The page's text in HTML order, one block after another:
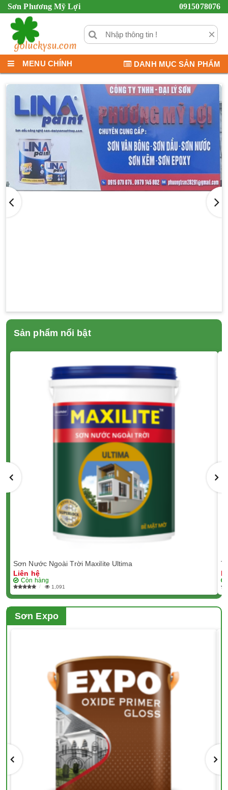
Sơn Phương Mỹ Lợi 0915078076
×
MENU CHÍNH DANH MỤC SẢN PHẨM
Sản phẩm nổi bật
Sơn Nước Ngoài Trời Maxilite Ultima
Liên hệ
Còn hàng
1,091
Sơn Expo